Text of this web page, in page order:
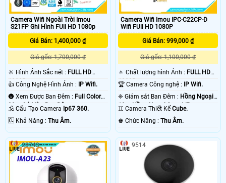
Camera Wifi Ngoài Trời Imou
S21FP Ghi Hình FUll HD 1080p
Giá Bán: 1,400,000 ₫
Giá gốc: 1,700,000 ₫
🔆 Hình Ảnh Sắc nét : FULL HD
1080P .
👍 Công Nghệ Hình Ảnh :
IP Wifi.
🌚 Xem Được Ban Đêm : Full Color
30m Có Màu Ban Ðêm.
🕉️ Cấu Tạo Camera Ip67 360.
️🆑 Khả Năng : Thu Âm.
Camera Wifi Imou IPC-C22CP-D
Wifi FUll HD 1080P
Giá Bán: 999,000 ₫
Giá gốc: 1,100,000 ₫
🔅 Chất lượng hình Ảnh : FULL HD
1080P .
🏆 Camera Công nghệ :
IP Wifi.
❈ Giám sát Ban Đêm : Hồng Ngoại
10m Hồng Ngoại Smart IR.
♊ Camera Thiết KếCube.
️♚ Chức Năng :Thu Âm.
28743 9514